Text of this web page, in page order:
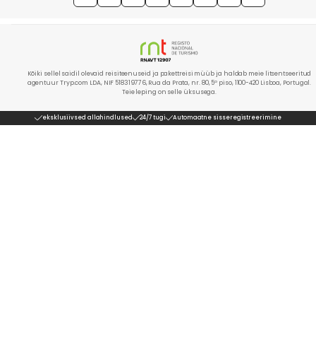
Kõiki sellel saidil olevaid reisiteenuseid ja pakettreisi müüb ja haldab meie litsentseeritud
agentuur Tryp.com LDA, NIF 518319776, Rua da Prata, nr. 80, 5º piso, 1100-420 Lisboa, Portugal.
Teie leping on selle üksusega.
eksklusiivsed allahindlused 24/7 tugi Automaatne sisseregistreerimine